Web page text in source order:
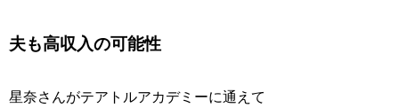
夫も高収入の可能性
星奈さんがテアトルアカデミーに通えて